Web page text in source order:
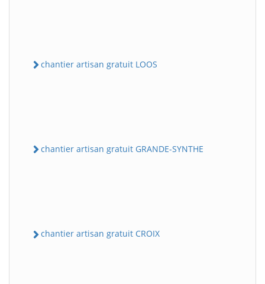
chantier artisan gratuit LOOS
chantier artisan gratuit GRANDE-SYNTHE
chantier artisan gratuit CROIX